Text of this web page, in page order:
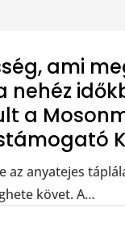
ami
nehéz
a
az anyatejes
követ. A…